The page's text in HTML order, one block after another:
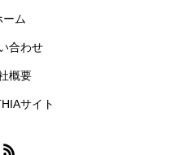
バッグの入稿データ、解
、デザインの違い
ーム
合わせ
概要
サイト